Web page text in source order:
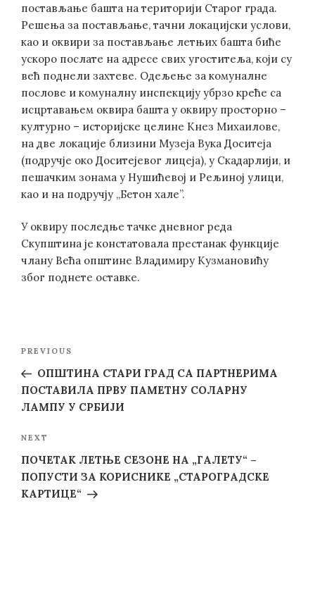
постављање башта на територији Старог града.
Решења за постављање, тачни локацијски услови,
као и оквири за постављање летњих башта биће
ускоро послате на адресе свих угоститеља, који су
већ поднели захтеве. Одељење за комуналне
послове и комуналну инспекцију убрзо креће са
исцртавањем оквира башта у оквиру просторно –
културно – историјске целине Кнез Михаилове,
на две локације близини Музеја Вука Доситеја
(подручје око Доситејевог лицеја), у Скадарлији, и
пешачким зонама у Нушићевој и Рељиној улици,
као и на подручју „Бетон хале”.
У оквиру последње тачке дневног реда
Скупштина је констатовала престанак функције
члану Већа општине Владимиру Кузмановићу
због поднете оставке.
Previous
Post
PREVIOUS
ОПШТИНА СТАРИ ГРАД СА ПАРТНЕРИМА
ПОСТАВИЛА ПРВУ ПАМЕТНУ СОЛАРНУ
ЛАМПУ У СРБИЈИ
Next
Post
NEXT
ПОЧЕТАК ЛЕТЊЕ СЕЗОНЕ НА „ГАЛЕТУ“ –
ПОПУСТИ ЗА КОРИСНИКЕ „СТАРОГРАДСКЕ
КАРТИЦЕ“